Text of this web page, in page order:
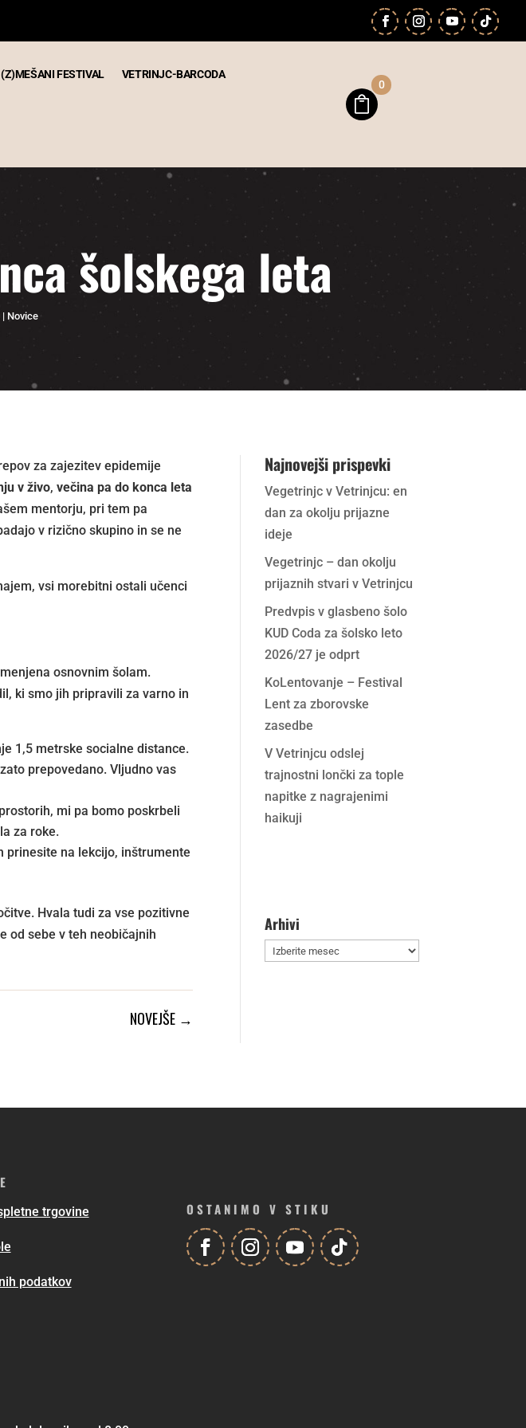
(Z)MEŠANI FESTIVAL VETRINJC-BARCODA
0
šolskega leta
Novice
za zajezitev epidemije
v živo, večina pa do konca leta
mentorju, pri tem pa
v rizično skupino in se ne
vsi morebitni ostali učenci
osnovnim šolam.
ki smo jih pripravili za varno in
1,5 metrske socialne distance.
prepovedano. Vljudno vas
mi pa bomo poskrbeli
za roke.
prinesite na lekcijo, inštrumente
Hvala tudi za vse pozitivne
od sebe v teh neobičajnih
NOVEJŠE →
Najnovejši prispevki
Vegetrinjc v Vetrinjcu: en
dan za okolju prijazne
ideje
Vegetrinjc – dan okolju
prijaznih stvari v Vetrinjcu
Predvpis v glasbeno šolo
KUD Coda za šolsko leto
2026/27 je odprt
KoLentovanje – Festival
Lent za zborovske
zasedbe
V Vetrinjcu odslej
trajnostni lončki za tople
napitke z nagrajenimi
haikuji
Arhivi
Arhivi
trgovine
podatkov
OSTANIMO V STIKU